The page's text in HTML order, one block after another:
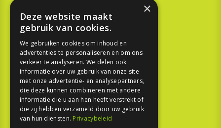
KOOPGIDS
TESTEN
SPORT
REPORTAGE
TOUREN
×
Deze website maakt
gebruik van cookies.
We gebruiken cookies om inhoud en
advertenties te personaliseren en om ons
verkeer te analyseren. We delen ook
informatie over uw gebruik van onze site
met onze advertentie- en analysepartners,
die deze kunnen combineren met andere
informatie die u aan hen heeft verstrekt of
die zij hebben verzameld door uw gebruik
van hun diensten. Privacybeleid